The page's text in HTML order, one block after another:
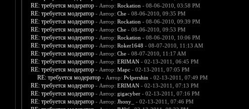
RE: требуется модератор - Автор: Rockation - 08-06-2010, 03:58 PM
RE: требуется модератор - Автор: Che- 08-06-2010, 09:35 PM
RE: требуется модератор - Автор: Rockation - 08-06-2010, 09:39 PM
RE: требуется модератор - Автор: Che- 08-06-2010, 09:53 PM
RE: требуется модератор - Автор: Rockation - 08-06-2010, 10:06 PM
RE: требуется модератор - Автор: Roker1648 - 08-07-2010, 11:13 AM
RE: требуется модератор - Автор: Che- 08-07-2010, 11:17 AM
RE: требуется модератор - Автор: ERIMAN- 02-13-2011, 06:45 PM
RE: требуется модератор - Автор: Марс- 02-13-2011, 07:05 PM
RE: требуется модератор - Автор: Pvlpershin - 02-13-2011, 07:49 PM
RE: требуется модератор - Автор: ERIMAN- 02-13-2011, 07:13 PM
RE: требуется модератор - Автор: gigacyber- 02-13-2011, 07:16 PM
RE: требуется модератор - Автор: Jhony_ - 02-13-2011, 07:46 PM